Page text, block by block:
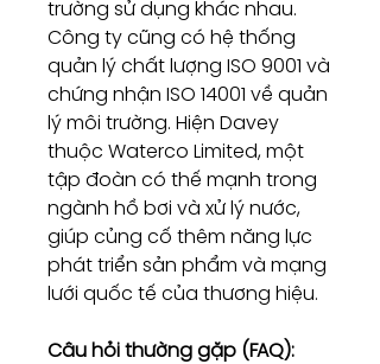
trường sử dụng khác nhau.
Công ty cũng có hệ thống
quản lý chất lượng ISO 9001 và
chứng nhận ISO 14001 về quản
lý môi trường. Hiện Davey
thuộc Waterco Limited, một
tập đoàn có thế mạnh trong
ngành hồ bơi và xử lý nước,
giúp củng cố thêm năng lực
phát triển sản phẩm và mạng
lưới quốc tế của thương hiệu.
Câu hỏi thường gặp (FAQ):